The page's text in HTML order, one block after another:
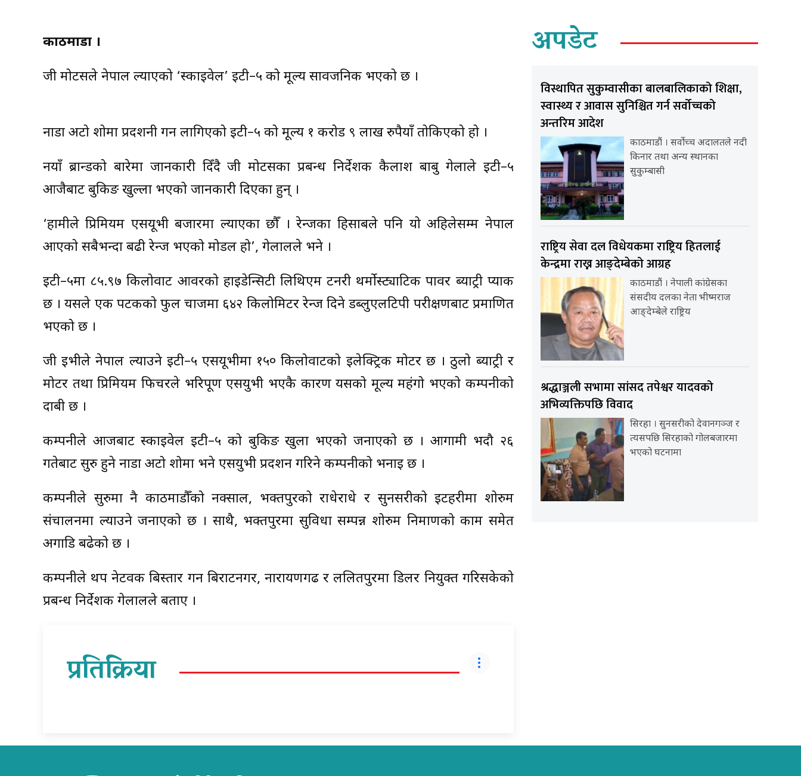
काठमाडौं ।
जी मोटर्सले नेपाल ल्याएको ‘स्काइवेल’ इटी–५ को मूल्य सार्वजनिक भएको छ ।
नाडा अटो शोमा प्रदर्शनी गर्न लागिएको इटी–५ को मूल्य १ करोड ९ लाख रुपैयाँ तोकिएको हो ।
नयाँ ब्रान्डको बारेमा जानकारी दिँदै जी मोटर्सका प्रबन्ध निर्देशक कैलाश बाबु गेलाले इटी–५
आजैबाट बुकिङ खुल्ला भएको जानकारी दिएका हुन् ।
‘हामीले प्रिमियम एसयूभी बजारमा ल्याएका छौँ । रेन्जका हिसाबले पनि यो अहिलेसम्म नेपाल
आएको सबैभन्दा बढी रेन्ज भएको मोडल हो’, गेलालले भने ।
इटी–५मा ८५.९७ किलोवाट आवरको हाइडेन्सिटी लिथिएम टर्नरी थर्मोस्ट्याटिक पावर ब्याट्री प्याक
छ । यसले एक पटकको फुल चार्जमा ६४२ किलोमिटर रेन्ज दिने डब्लुएलटिपी परीक्षणबाट प्रमाणित
भएको छ ।
जी ईभीले नेपाल ल्याउने इटी–५ एसयूभीमा १५० किलोवाटको इलेक्ट्रिक मोटर छ । ठुलो ब्याट्री र
मोटर तथा प्रिमियम फिचरले भरिपूर्ण एसयुभी भएकै कारण यसको मूल्य महंगो भएको कम्पनीको
दाबी छ ।
कम्पनीले आजबाट स्काइवेल इटी–५ को बुकिङ खुला भएको जनाएको छ । आगामी भदौ २६
गतेबाट सुरु हुने नाडा अटो शोमा भने एसयुभी प्रदर्शन गरिने कम्पनीको भनाइ छ ।
कम्पनीले सुरुमा नै काठमाडौँको नक्साल, भक्तपुरको राधेराधे र सुनसरीको इटहरीमा शोरुम
संचालनमा ल्याउने जनाएको छ । साथै, भक्तपुरमा सुविधा सम्पन्न शोरुम निर्माणको काम समेत
अगाडि बढेको छ ।
कम्पनीले थप नेटवर्क बिस्तार गर्न बिराटनगर, नारायणगढ र ललितपुरमा डिलर नियुक्त गरिसकेको
प्रबन्ध निर्देशक गेलालले बताए ।
प्रतिक्रिया
अपडेट
विस्थापित सुकुम्वासीका बालबालिकाको शिक्षा,
स्वास्थ्य र आवास सुनिश्चित गर्न सर्वोच्चको
अन्तरिम आदेश
काठमाडौं । सर्वोच्च अदालतले नदी
किनार तथा अन्य स्थानका
सुकुम्बासी
राष्ट्रिय सेवा दल विधेयकमा राष्ट्रिय हितलाई
केन्द्रमा राख्न आङ्देम्बेको आग्रह
काठमाडौं । नेपाली कांग्रेसका
संसदीय दलका नेता भीष्मराज
आङ्देम्बेले राष्ट्रिय
श्रद्धाञ्जली सभामा सांसद तपेश्वर यादवको
अभिव्यक्तिपछि विवाद
सिरहा । सुनसरीको देवानगञ्ज र
त्यसपछि सिरहाको गोलबजारमा
भएको घटनामा